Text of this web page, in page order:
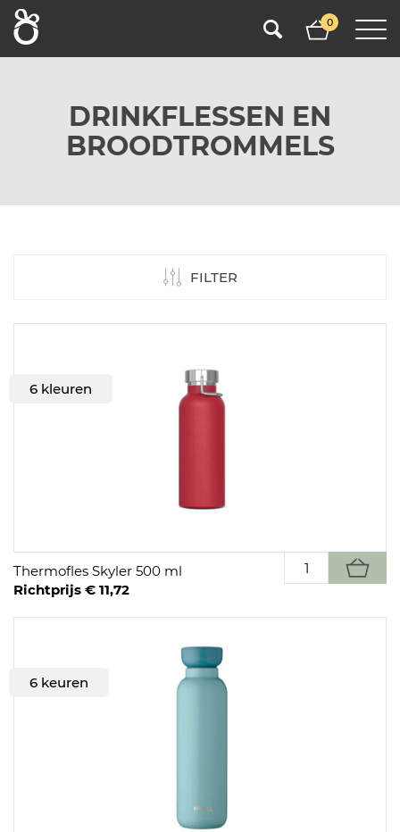
0
DRINKFLESSEN EN
BROODTROMMELS
FILTER
6 kleuren
Thermofles Skyler 500 ml
Richtprijs € 11,72
6 keuren